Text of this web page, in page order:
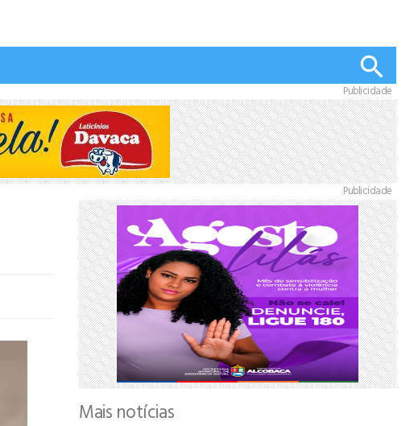
Publicidade
Publicidade
Mais notícias